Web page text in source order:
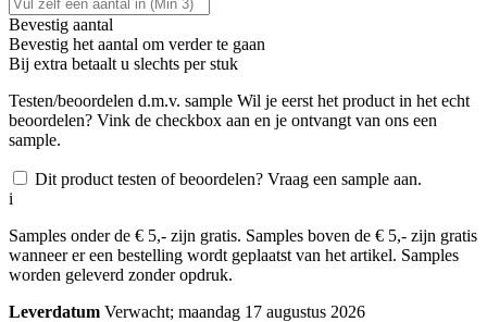
Bevestig aantal
Bevestig het aantal om verder te gaan
Bij extra betaalt u slechts per stuk
Testen/beoordelen d.m.v. sample Wil je eerst het product in het echt
beoordelen? Vink de checkbox aan en je ontvangt van ons een
sample.
Dit product testen of beoordelen? Vraag een sample aan.
i
Samples onder de € 5,- zijn gratis. Samples boven de € 5,- zijn gratis
wanneer er een bestelling wordt geplaatst van het artikel. Samples
worden geleverd zonder opdruk.
Leverdatum Verwacht; maandag 17 augustus 2026